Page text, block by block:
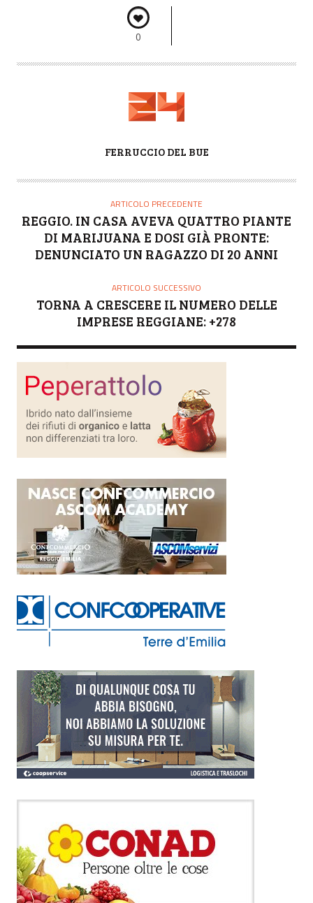
0
T
R
FERRUCCIO DEL BUE
ARTICOLO PRECEDENTE
REGGIO. IN CASA AVEVA QUATTRO PIANTE
DI MARIJUANA E DOSI GIÀ PRONTE:
DENUNCIATO UN RAGAZZO DI 20 ANNI
ARTICOLO SUCCESSIVO
TORNA A CRESCERE IL NUMERO DELLE
IMPRESE REGGIANE: +278